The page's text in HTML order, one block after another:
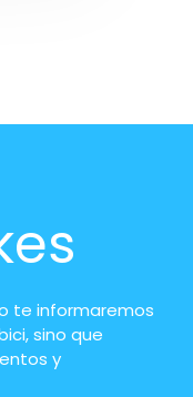
te informaremos
sino que
y